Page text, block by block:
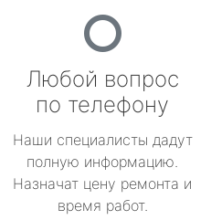
Любой вопрос
по телефону
Наши специалисты дадут
полную информацию.
Назначат цену ремонта и
время работ.